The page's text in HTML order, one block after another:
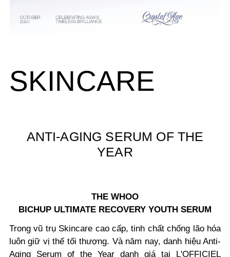
SKINCARE
ANTI-AGING SERUM OF THE
YEAR
THE WHOO
BICHUP ULTIMATE RECOVERY YOUTH SERUM
Trong vũ trụ Skincare cao cấp, tinh chất chống lão hóa
luôn giữ vị thế tối thượng. Và năm nay, danh hiệu Anti-
Aging Serum of the Year danh giá tại L'OFFICIEL